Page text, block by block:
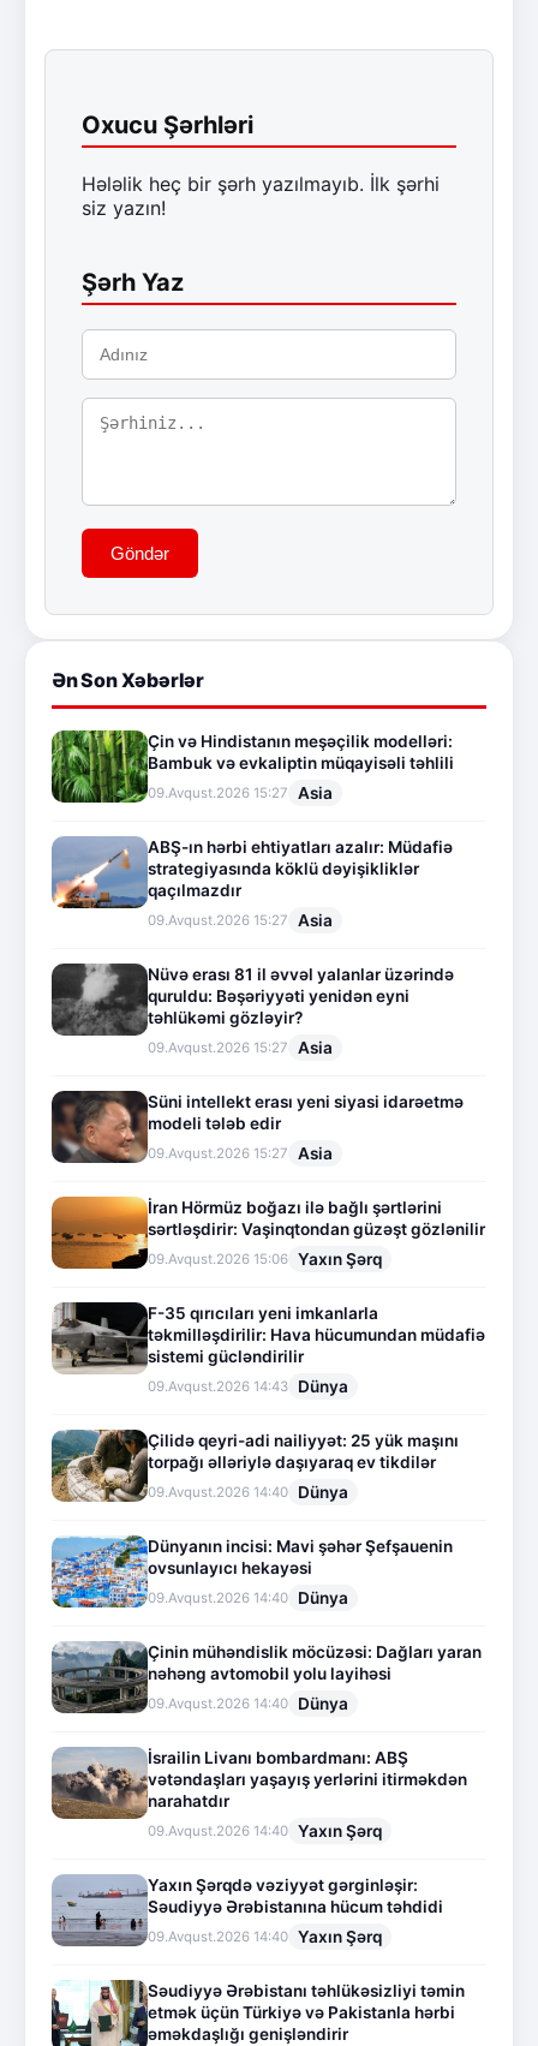
Oxucu Şərhləri
Hələlik heç bir şərh yazılmayıb. İlk şərhi
siz yazın!
Şərh Yaz
Göndər
Ən Son Xəbərlər
Çin və Hindistanın meşəçilik modelləri:
Bambuk və evkaliptin müqayisəli təhlili
09.Avqust.2026 15:27 Asia
ABŞ-ın hərbi ehtiyatları azalır: Müdafiə
strategiyasında köklü dəyişikliklər
qaçılmazdır
09.Avqust.2026 15:27 Asia
Nüvə erası 81 il əvvəl yalanlar üzərində
quruldu: Bəşəriyyəti yenidən eyni
təhlükəmi gözləyir?
09.Avqust.2026 15:27 Asia
Süni intellekt erası yeni siyasi idarəetmə
modeli tələb edir
09.Avqust.2026 15:27 Asia
İran Hörmüz boğazı ilə bağlı şərtlərini
sərtləşdirir: Vaşinqtondan güzəşt gözlənilir
09.Avqust.2026 15:06 Yaxın Şərq
F-35 qırıcıları yeni imkanlarla
təkmilləşdirilir: Hava hücumundan müdafiə
sistemi gücləndirilir
09.Avqust.2026 14:43 Dünya
Çilidə qeyri-adi nailiyyət: 25 yük maşını
torpağı əlləriylə daşıyaraq ev tikdilər
09.Avqust.2026 14:40 Dünya
Dünyanın incisi: Mavi şəhər Şefşauenin
ovsunlayıcı hekayəsi
09.Avqust.2026 14:40 Dünya
Çinin mühəndislik möcüzəsi: Dağları yaran
nəhəng avtomobil yolu layihəsi
09.Avqust.2026 14:40 Dünya
İsrailin Livanı bombardmanı: ABŞ
vətəndaşları yaşayış yerlərini itirməkdən
narahatdır
09.Avqust.2026 14:40 Yaxın Şərq
Yaxın Şərqdə vəziyyət gərginləşir:
Səudiyyə Ərəbistanına hücum təhdidi
09.Avqust.2026 14:40 Yaxın Şərq
Səudiyyə Ərəbistanı təhlükəsizliyi təmin
etmək üçün Türkiyə və Pakistanla hərbi
əməkdaşlığı genişləndirir